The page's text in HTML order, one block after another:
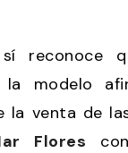
reconoce
modelo
la venta de
Flores